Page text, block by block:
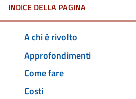
INDICE DELLA PAGINA
A chi è rivolto
Approfondimenti
Come fare
Costi